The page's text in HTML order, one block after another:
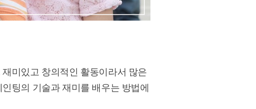
미있고 창의적인 활동이라서 많은
팅의 기술과 재미를 배우는 방법에